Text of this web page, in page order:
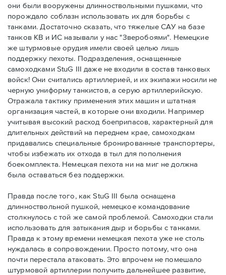
они были вооружены длинноствольными пушками, что
порождало соблазн использовать их для борьбы с
танками. Достаточно сказать, что тяжелые САУ на базе
танков КВ и ИС называли у нас "Зверобоями". Немецкие
же штурмовые орудия имели своей целью лишь
поддержку пехоты. Подразделения, оснащенные
самоходками StuG III даже не входили в состав танковых
войск! Они считались артиллерией, и их экипажи носили не
черную униформу танкистов, а серую артиллерийскую.
Отражала тактику применения этих машин и штатная
организация частей, в которые они входили. Например
учитывая высокий расход боеприпасов, характерный для
длительных действий на переднем крае, самоходкам
придавались специальные бронированные транспортеры,
чтобы избежать их отхода в тыл для пополнения
боекомплекта. Немецкая пехота ни на миг не должна
была оставаться без поддержки.
Правда после того, как StuG III была оснащена
длинноствольной пушкой, немецкое командование
столкнулось с той же самой проблемой. Самоходки стали
использовать для затыкания дыр и борьбы с танками.
Правда к этому времени немецкая пехота уже не столь
нуждалась в сопровождении. Просто потому, что она
почти перестала атаковать. Это впрочем не помешало
штурмовой артиллерии получить дальнейшее развитие,